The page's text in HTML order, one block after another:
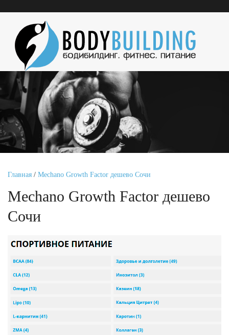
Главная / Mechano Growth Factor дешево Сочи
Mechano Growth Factor дешево
Сочи